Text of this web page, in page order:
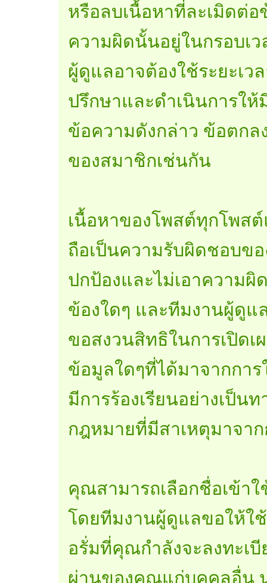
หรือลบเนื้อหาที่ละเมิดต่
ความผิดนั้นอยู่ในกรอบเ
ผู้ดูแลอาจต้องใช้ระยะเ
ปรึกษาและดำเนินการใ
ข้อความดังกล่าว ข้อตก
ของสมาชิกเช่นกัน
เนื้อหาของโพสต์ทุกโพส
ถือเป็นความรับผิดชอบ
ปกป้องและไม่เอาความผิ
ข้องใดๆ และทีมงานผู้ดูแ
ขอสงวนสิทธิในการเปิด
ข้อมูลใดๆที่ได้มาจากกา
มีการร้องเรียนอย่างเป็น
กฎหมายที่มีสาเหตุมาจา
คุณสามารถเลือกชื่อเข้า
โดยทีมงานผู้ดูแลขอให้ใ
อรั่มที่คุณกำลังจะลงทะเ
ผ่านของคุณแก่บุคคลอื่น